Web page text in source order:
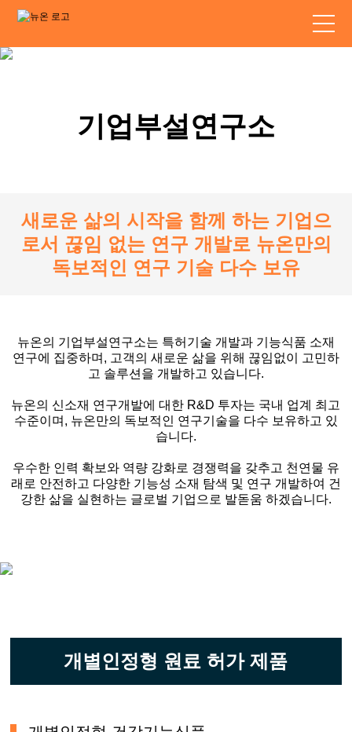
기업부설연구소
새로운 삶의 시작을 함께 하는 기업으
로서 끊임 없는 연구 개발로 뉴온만의
독보적인 연구 기술 다수 보유
뉴온의 기업부설연구소는 특허기술 개발과 기능식품 소재
연구에 집중하며, 고객의 새로운 삶을 위해 끊임없이 고민하
고 솔루션을 개발하고 있습니다.
뉴온의 신소재 연구개발에 대한 R&D 투자는 국내 업계 최고
수준이며, 뉴온만의 독보적인 연구기술을 다수 보유하고 있
습니다.
우수한 인력 확보와 역량 강화로 경쟁력을 갖추고 천연물 유
래로 안전하고 다양한 기능성 소재 탐색 및 연구 개발하여 건
강한 삶을 실현하는 글로벌 기업으로 발돋움 하겠습니다.
개별인정형 원료 허가 제품